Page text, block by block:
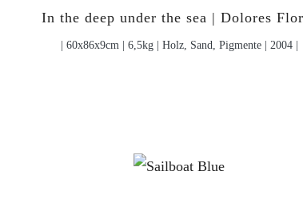
In the deep under the sea | Dolores
| 60x86x9cm | 6,5kg | Holz, Sand, Pigmente | 2004 |